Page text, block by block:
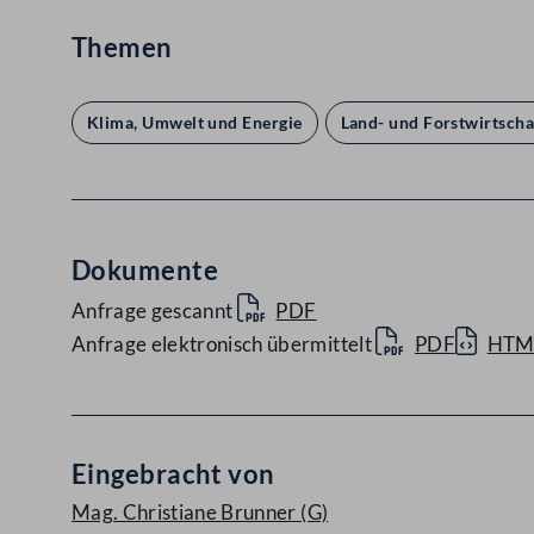
Themen
Klima, Umwelt und Energie Land- und
Dokumente
Anfrage gescannt
PDF
Anfrage elektronisch übermittelt
PDF
Eingebracht von
Mag. Christiane Brunner (G)